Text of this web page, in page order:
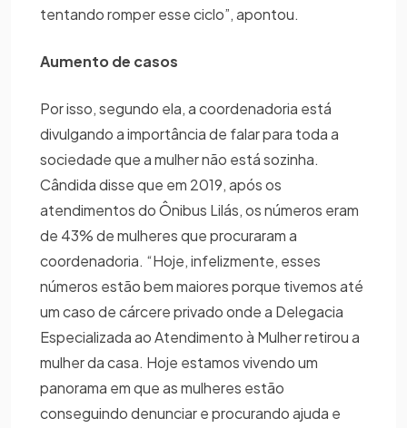
tentando romper esse ciclo”, apontou.
Aumento de casos
Por isso, segundo ela, a coordenadoria está
divulgando a importância de falar para toda a
sociedade que a mulher não está sozinha.
Cândida disse que em 2019, após os
atendimentos do Ônibus Lilás, os números eram
de 43% de mulheres que procuraram a
coordenadoria. “Hoje, infelizmente, esses
números estão bem maiores porque tivemos até
um caso de cárcere privado onde a Delegacia
Especializada ao Atendimento à Mulher retirou a
mulher da casa. Hoje estamos vivendo um
panorama em que as mulheres estão
conseguindo denunciar e procurando ajuda e